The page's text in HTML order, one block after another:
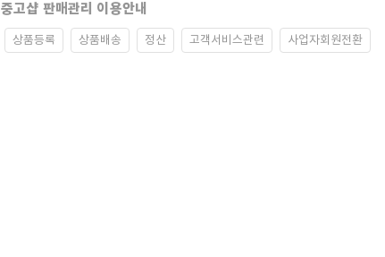
중고샵 판매관리 이용안내
상품등록 상품배송 정산 고객서비스관련 사업자회원전환